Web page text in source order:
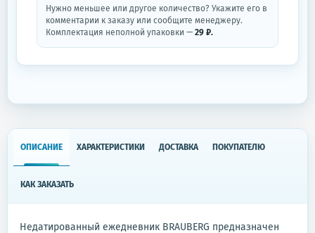
Нужно меньшее или другое количество? Укажите его в
комментарии к заказу или сообщите менеджеру.
Комплектация неполной упаковки — 29 ₽.
ОПИСАНИЕ ХАРАКТЕРИСТИКИ ДОСТАВКА ПОКУПАТЕЛЮ
КАК ЗАКАЗАТЬ
Недатированный ежедневник BRAUBERG предназначен